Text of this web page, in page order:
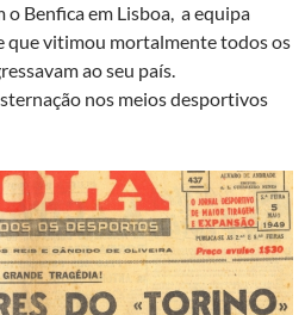
Benfica em Lisboa, a equipa
que vitimou mortalmente todos os
ao seu país.
nos meios desportivos